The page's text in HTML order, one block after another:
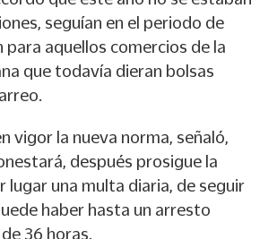
seguían en el periodo de
para aquellos comercios de la
que todavía dieran bolsas
vigor la nueva norma, señaló,
después prosigue la
lugar una multa diaria, de seguir
haber hasta un arresto
36 horas.